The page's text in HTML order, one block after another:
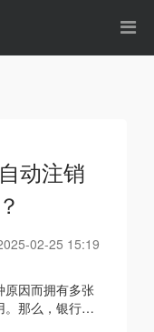
动注销
02-25 15:19
原因而拥有多张
那么，银行卡